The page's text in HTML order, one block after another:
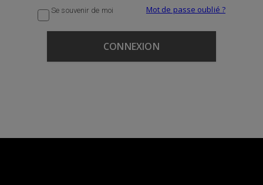
Se souvenir de moi Mot de passe oublié ?